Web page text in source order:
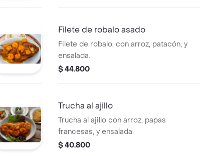
Filete de robalo asado
Filete de robalo, con arroz, patacón, y
ensalada.
$ 44.800
Trucha al ajillo
Trucha al ajillo con arroz, papas
francesas, y ensalada.
$ 40.800